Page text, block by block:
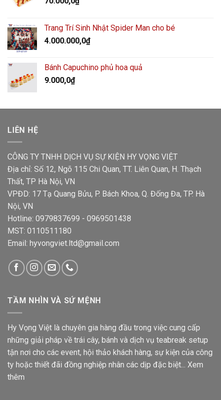
Trang Trí Sinh Nhật Spider Man cho bé
4.000.000,0₫
Bánh Capuchino phủ hoa quả
9.000,0₫
LIÊN HỆ
CÔNG TY TNHH DỊCH VỤ SỰ KIỆN HY VỌNG VIỆT
Địa chỉ: Số 12, Ngõ 115 Chi Quan, TT. Liên Quan, H. Thạch
Thất, TP Hà Nội, VN
VPĐD: 17 Tạ Quang Bửu, P. Bách Khoa, Q. Đống Đa, TP. Hà
Nội, VN
Hotline: 0979837699 - 0969501438
MST: 0110511180
Email: hyvongviet.ltd@gmail.com
TẦM NHÌN VÀ SỨ MỆNH
Hy Vọng Việt là chuyên gia hàng đầu trong việc cung cấp
những giải pháp về trái cây, bánh và dịch vụ teabreak setup
tận nơi cho các event, hội thảo khách hàng, sự kiện của công
ty hoặc thiết đãi đồng nghiệp nhân các dịp đặc biệt... Xem
thêm